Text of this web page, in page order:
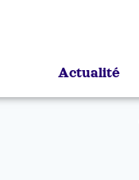
Actualité